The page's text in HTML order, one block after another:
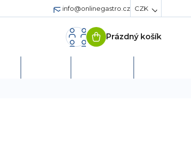
info@onlinegastro.cz CZK
Nákupní
Prázdný košík